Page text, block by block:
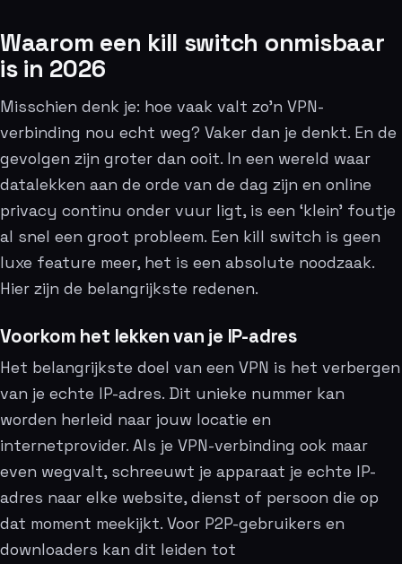
Waarom een kill switch onmisbaar
is in 2026
Misschien denk je: hoe vaak valt zo’n VPN-
verbinding nou echt weg? Vaker dan je denkt. En de
gevolgen zijn groter dan ooit. In een wereld waar
datalekken aan de orde van de dag zijn en online
privacy continu onder vuur ligt, is een ‘klein’ foutje
al snel een groot probleem. Een kill switch is geen
luxe feature meer, het is een absolute noodzaak.
Hier zijn de belangrijkste redenen.
Voorkom het lekken van je IP-adres
Het belangrijkste doel van een VPN is het verbergen
van je echte IP-adres. Dit unieke nummer kan
worden herleid naar jouw locatie en
internetprovider. Als je VPN-verbinding ook maar
even wegvalt, schreeuwt je apparaat je echte IP-
adres naar elke website, dienst of persoon die op
dat moment meekijkt. Voor P2P-gebruikers en
downloaders kan dit leiden tot